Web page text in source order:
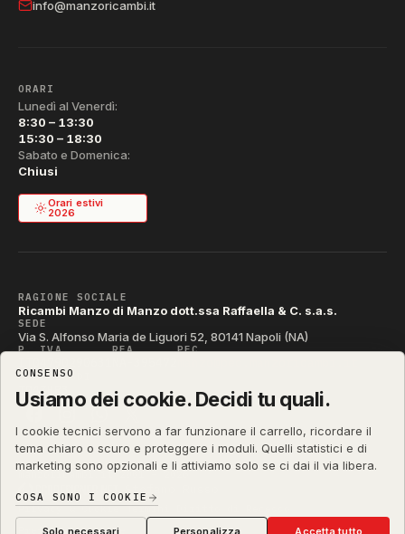
info@manzoricambi.it
ORARI
Lunedì al Venerdì:
8:30 – 13:30
15:30 – 18:30
Sabato e Domenica:
Chiusi
Orari estivi
2026
RAGIONE SOCIALE
Ricambi Manzo di Manzo dott.ssa Raffaella & C. s.a.s.
SEDE
Via S. Alfonso Maria de Liguori 52, 80141 Napoli (NA)
P. IVA REA PEC
CODICE SDI
T04ZHR3
manzoricambi.it© 2001 – 2026
Stefano Russo
Privacy & Cookie·Termini
Preferenze cookie
CONSENSO
Usiamo dei cookie. Decidi tu quali.
I cookie tecnici servono a far funzionare il carrello, ricordare il
tema chiaro o scuro e proteggere i moduli. Quelli statistici e di
marketing sono opzionali e li attiviamo solo se ci dai il via libera.
COSA SONO I COOKIE
Solo necessari Personalizza Accetta tutto